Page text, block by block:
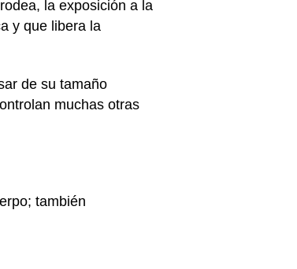
la exposición a la
y que libera la
de su tamaño
muchas otras
también